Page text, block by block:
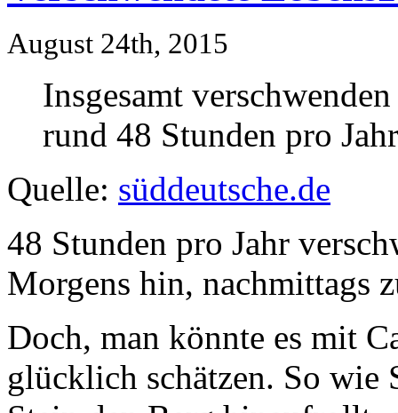
August 24th, 2015
Insgesamt
rund 48 Stunden pro
Quelle: süddeutsche.de
48 Stunden pro Jahr
Morgens hin, nachmittags
Doch, man könnte es mit
glücklich schätzen. So wie